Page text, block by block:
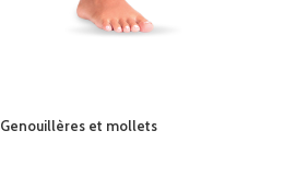
Genouillères et mollets